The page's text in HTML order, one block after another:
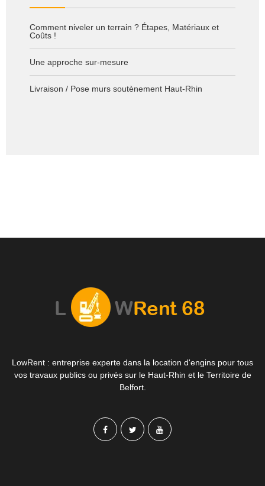
Comment niveler un terrain ? Étapes, Matériaux et
Coûts !
Une approche sur-mesure
Livraison / Pose murs soutènement Haut-Rhin
LowRent : entreprise experte dans la location d'engins pour tous
vos travaux publics ou privés sur le Haut-Rhin et le Territoire de
Belfort.